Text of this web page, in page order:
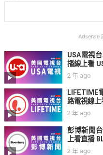
Adsense
USA電視
播線上看
2 年 ago
LIFETIME
路電視線
2 年 ago
彭博新聞
上看直播
2 年 ago